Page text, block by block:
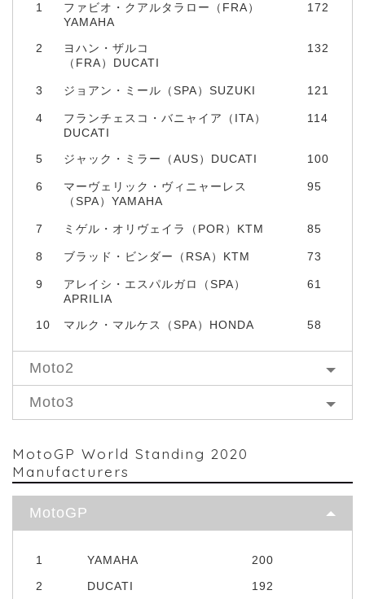
1
ファビオ・クアルタラロー（FRA）
YAMAHA
172
2
ヨハン・ザルコ
（FRA）DUCATI
132
3 ジョアン・ミール（SPA）SUZUKI 121
4
フランチェスコ・バニャイア（ITA）
DUCATI
114
5 ジャック・ミラー（AUS）DUCATI 100
6
マーヴェリック・ヴィニャーレス
（SPA）YAMAHA
95
7 ミゲル・オリヴェイラ（POR）KTM 85
8 ブラッド・ビンダー（RSA）KTM 73
9
アレイシ・エスパルガロ（SPA）
APRILIA
61
10 マルク・マルケス（SPA）HONDA 58
Moto2
Moto3
MotoGP World Standing 2020
Manufacturers
MotoGP
1 YAMAHA
200
2
DUCATI
192